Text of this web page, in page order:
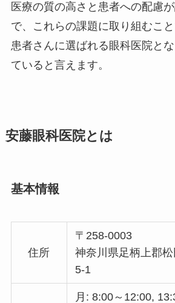
医療の質の高さと患者への配慮
で、これらの課題に取り組むこ
患者さんに選ばれる眼科医院と
ていると言えます。
安藤眼科医院とは
基本情報
住所
〒258-0003
神奈川県足柄上郡
5-1
月: 8:00～12:00,